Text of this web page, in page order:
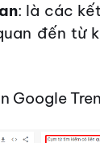
: là các
đến từ
Google